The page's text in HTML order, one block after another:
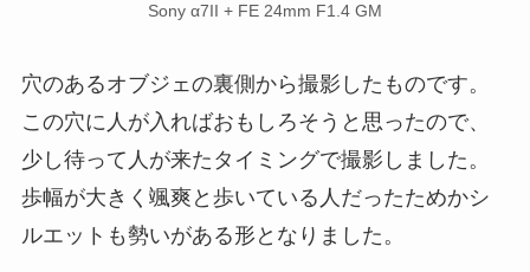
Sony α7II + FE 24mm F1.4 GM
穴のあるオブジェの裏側から撮影したものです。
この穴に人が入ればおもしろそうと思ったので、
少し待って人が来たタイミングで撮影しました。
歩幅が大きく颯爽と歩いている人だったためかシ
ルエットも勢いがある形となりました。